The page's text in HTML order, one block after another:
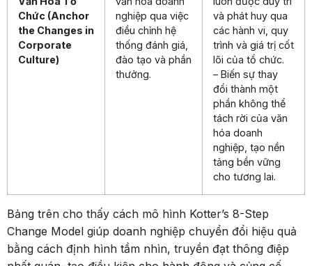
Chức (Anchor
the Changes in
Corporate
Culture)
nghiệp qua việc
điều chỉnh hệ
thống đánh giá,
đào tạo và phần
thưởng.
và phát huy qua
các hành vi, quy
trình và giá trị cốt
lõi của tổ chức.
– Biến sự thay
đổi thành một
phần không thể
tách rời của văn
hóa doanh
nghiệp, tạo nền
tảng bền vững
cho tương lai.
Bảng trên cho thấy cách mô hình Kotter’s 8-Step
Change Model giúp doanh nghiệp chuyển đổi hiệu quả
bằng cách định hình tầm nhìn, truyền đạt thông điệp